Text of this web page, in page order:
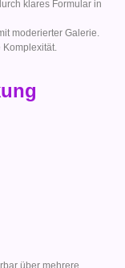
klares Formular in
moderierter Galerie.
Komplexität.
über mehrere